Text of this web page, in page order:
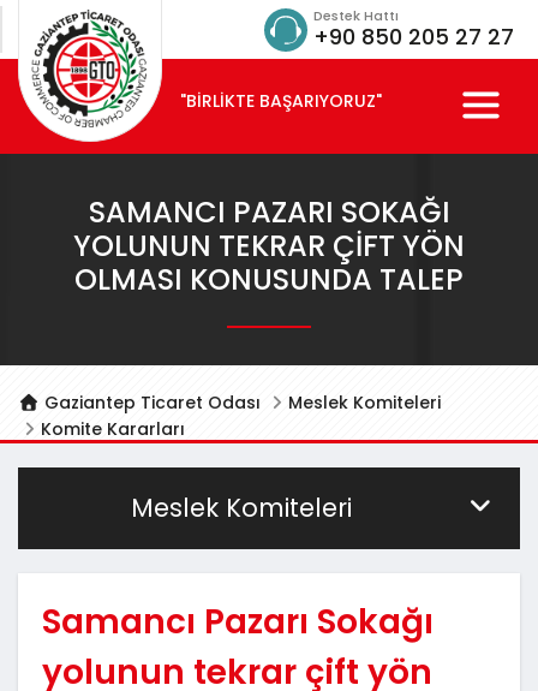
Destek Hattı
+90 850 205 27 27
"BİRLİKTE BAŞARIYORUZ"
SAMANCI PAZARI SOKAĞI
YOLUNUN TEKRAR ÇIFT YÖN
OLMASI KONUSUNDA TALEP
Gaziantep Ticaret Odası
Meslek Komiteleri
Komite Kararları
Meslek Komiteleri
Samancı Pazarı Sokağı
yolunun tekrar çift yön